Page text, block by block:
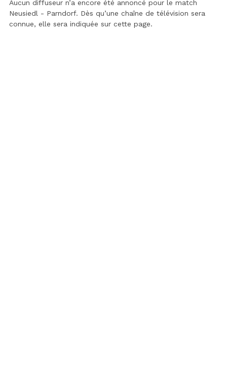
Aucun diffuseur n’a encore été annoncé pour le match
Neusiedl - Parndorf. Dès qu’une chaîne de télévision sera
connue, elle sera indiquée sur cette page.